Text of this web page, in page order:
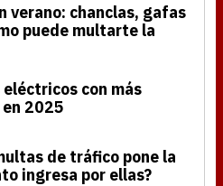
verano: chanclas, gafas
puede multarte la
eléctricos con más
2025
de tráfico pone la
ingresa por ellas?